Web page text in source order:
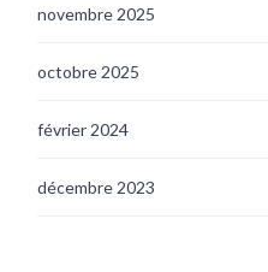
novembre 2025
octobre 2025
février 2024
décembre 2023